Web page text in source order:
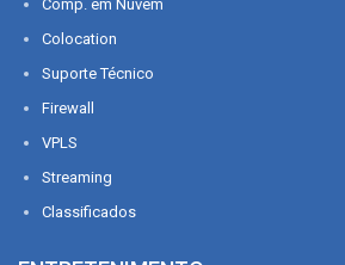
Comp. em Nuvem
Colocation
Suporte Técnico
Firewall
VPLS
Streaming
Classificados